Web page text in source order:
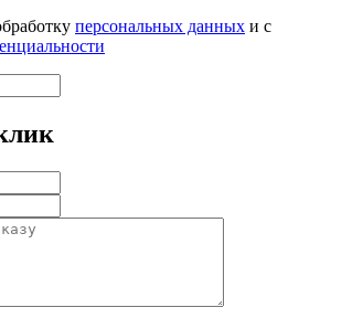
персональных данных и с